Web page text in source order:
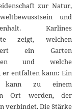
zur Natur,
und
Karlines
zeigt, welchen
ein Garten
und welche
entfalten kann: Ein
kann zu einem
Ort werden, der
verbindet. Die Stärke